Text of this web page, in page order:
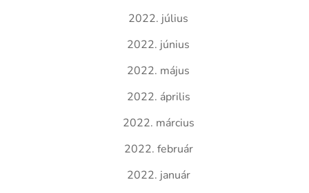
2022. július
2022. június
2022. május
2022. április
2022. március
2022. február
2022. január